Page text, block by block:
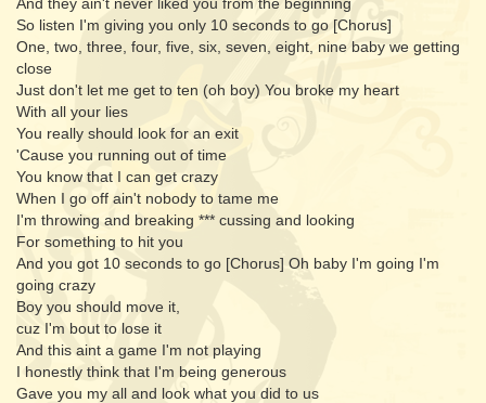
So listen I'm giving you only 10 seconds to go [Chorus]
One, two, three, four, five, six, seven, eight, nine baby we getting
close
Just don't let me get to ten (oh boy) You broke my heart
With all your lies
You really should look for an exit
'Cause you running out of time
You know that I can get crazy
When I go off ain't nobody to tame me
I'm throwing and breaking *** cussing and looking
For something to hit you
And you got 10 seconds to go [Chorus] Oh baby I'm going I'm
going crazy
Boy you should move it,
cuz I'm bout to lose it
And this aint a game I'm not playing
I honestly think that I'm being generous
Gave you my all and look what you did to us